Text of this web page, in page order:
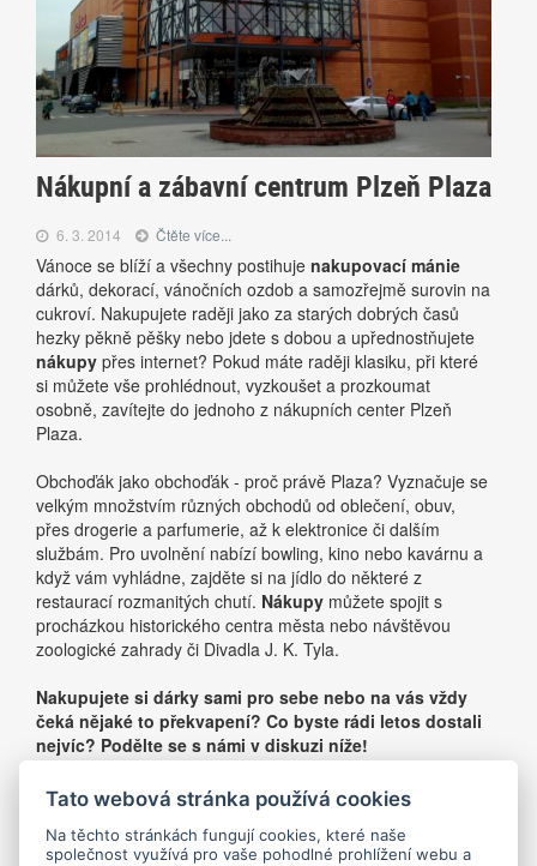
Nákupní a zábavní centrum Plzeň Plaza
6. 3. 2014 Čtěte více...
Vánoce se blíží a všechny postihuje nakupovací mánie
dárků, dekorací, vánočních ozdob a samozřejmě surovin na
cukroví. Nakupujete raději jako za starých dobrých časů
hezky pěkně pěšky nebo jdete s dobou a upřednostňujete
nákupy přes internet? Pokud máte raději klasiku, při které
si můžete vše prohlédnout, vyzkoušet a prozkoumat
osobně, zavítejte do jednoho z nákupních center Plzeň
Plaza.
Obchoďák jako obchoďák - proč právě Plaza? Vyznačuje se
velkým množstvím různých obchodů od oblečení, obuv,
přes drogerie a parfumerie, až k elektronice či dalším
službám. Pro uvolnění nabízí bowling, kino nebo kavárnu a
když vám vyhládne, zajděte si na jídlo do některé z
restaurací rozmanitých chutí. Nákupy můžete spojit s
procházkou historického centra města nebo návštěvou
zoologické zahrady či Divadla J. K. Tyla.
Nakupujete si dárky sami pro sebe nebo na vás vždy
čeká nějaké to překvapení? Co byste rádi letos dostali
nejvíc? Podělte se s námi v diskuzi níže!
« 1 »
Tato webová stránka používá cookies
Na těchto stránkách fungují cookies, které naše
společnost využívá pro vaše pohodlné prohlížení webu a